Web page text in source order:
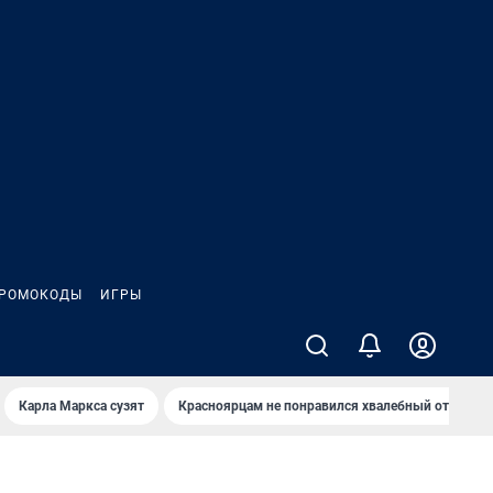
ИГРЫ
Карла Маркса сузят Красноярцам не понравился хвалебный отзыв о